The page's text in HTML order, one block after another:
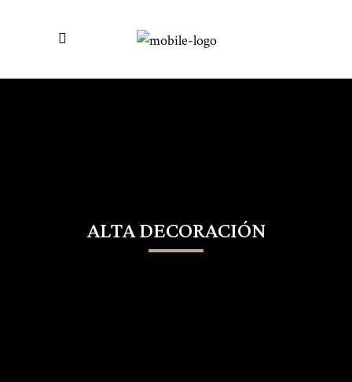
ALTA DECORACIÓN